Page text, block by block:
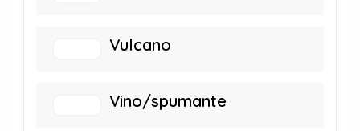
Vulcano
Vino/spumante